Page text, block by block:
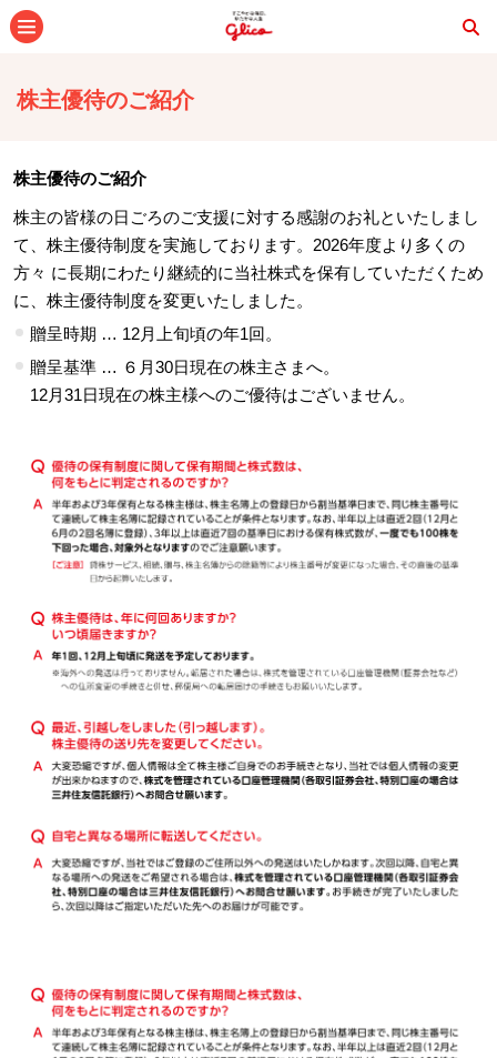
株主優待のご紹介
株主優待のご紹介
株主の皆様の日ごろのご支援に対する感謝のお礼といたしまし
て、株主優待制度を実施しております。2026年度より多くの
方々 に長期にわたり継続的に当社株式を保有していただくため
に、株主優待制度を変更いたしました。
贈呈時期 … 12月上旬頃の年1回。
贈呈基準 … ６月30日現在の株主さまへ。
12月31日現在の株主様へのご優待はございません。